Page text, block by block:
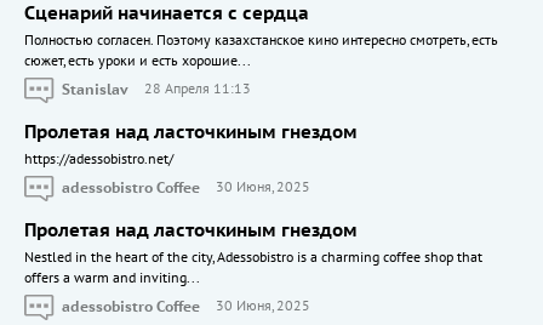
Сценарий начинается с сердца
Полностью согласен. Поэтому казахстанское кино интересно смотреть, есть
сюжет, есть уроки и есть хорошие...
Stanislav
28 Апреля 11:13
Пролетая над ласточкиным гнездом
https://adessobistro.net/
adessobistro Coffee
30 Июня, 2025
Пролетая над ласточкиным гнездом
Nestled in the heart of the city, Adessobistro is a charming coffee shop that
offers a warm and inviting...
adessobistro Coffee
30 Июня, 2025